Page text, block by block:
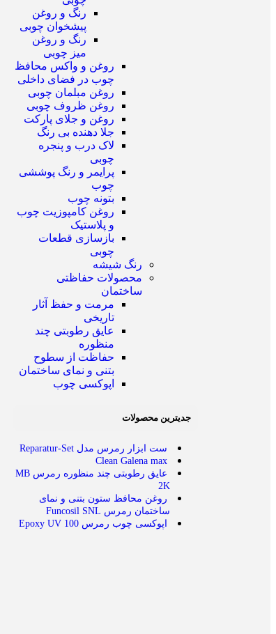
رنگ و روغن
پیشخوان چوبی
رنگ و روغن
میز چوبی
روغن و واکس محافظ
چوب در فضای داخلی
روغن مبلمان چوبی
روغن ظروف چوبی
روغن و جلای پارکت
جلا دهنده بی رنگ
لاک درب و پنجره
چوبی
پرایمر و رنگ پوششی
چوب
بتونه چوب
روغن کامپوزیت چوب
و پلاستیک
بازسازی قطعات
چوبی
رنگ شیشه
محصولات حفاظتی
ساختمان
مرمت و حفظ آثار
تاریخی
عایق رطوبتی چند
منظوره
حفاظت از سطوح
بتنی و نمای ساختمان
اپوکسی چوب
جدیترین محصولات
ست ابزار رمرس مدل Reparatur-Set
Clean Galena max
عایق رطوبتی چند منظوره رمرس MB
2K
روغن محافظ ستون بتنی و نمای
ساختمان رمرس Funcosil SNL
اپوکسی چوب رمرس Epoxy UV 100